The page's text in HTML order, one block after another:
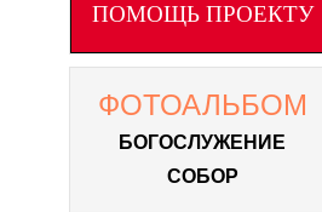
ПОМОЩЬ ПРОЕКТУ
ФОТОАЛЬБОМ
БОГОСЛУЖЕНИЕ
СОБОР